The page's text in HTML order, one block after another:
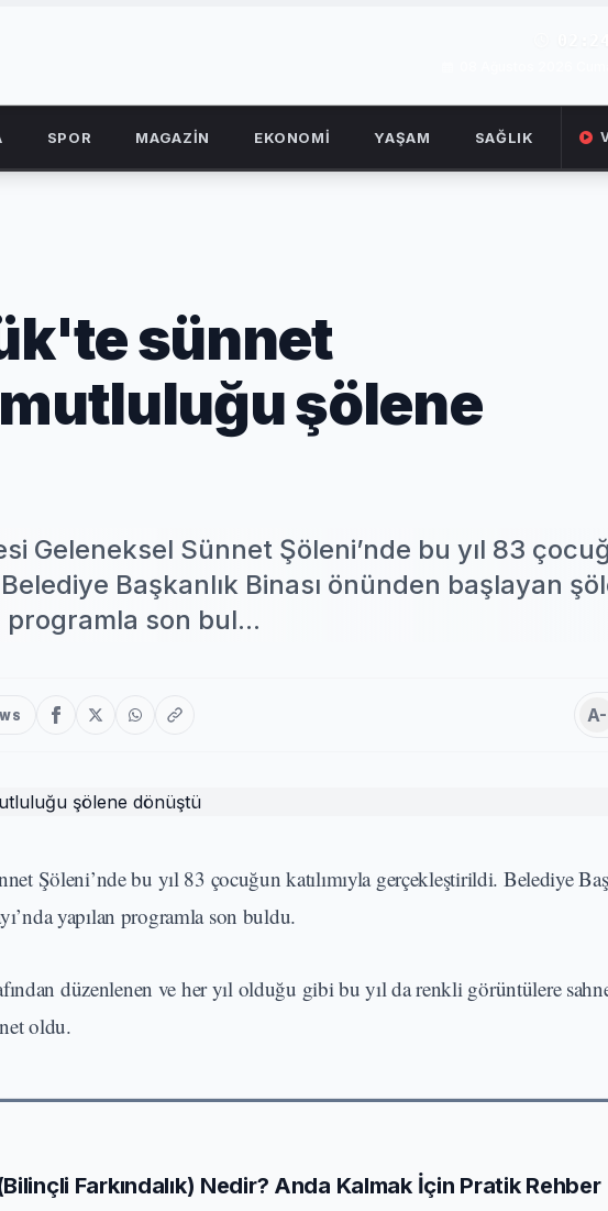
SPOR MAGAZİN EKONOMİ YAŞAM SAĞLIK
sünnet
şölene
Geleneksel Sünnet Şöleni’nde bu yıl 83
Başkanlık Binası önünden başlayan
programla son bul...
A-
Şöleni’nde bu yıl 83 çocuğun katılımıyla gerçekleştirildi. Belediye
yapılan programla son buldu.
düzenlenen ve her yıl olduğu gibi bu yıl da renkli görüntülere
oldu.
Farkındalık) Nedir? Anda Kalmak İçin Pratik Rehber